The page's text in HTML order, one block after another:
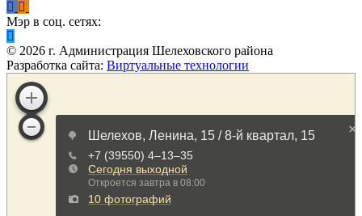
Мэр в соц. сетях:
© 2026 г. Администрация Шелеховского района
Разработка сайта: Виртуальные технологии